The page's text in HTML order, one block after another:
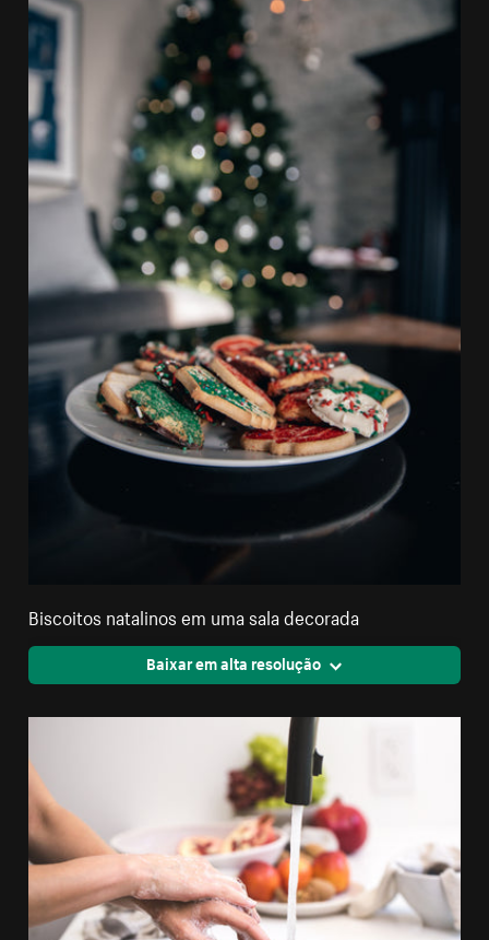
Biscoitos natalinos em uma sala decorada
Baixar em alta resolução